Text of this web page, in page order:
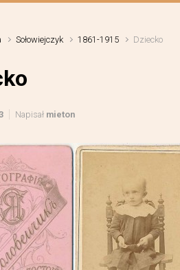
Sołowiejczyk 1861-1915 Dziecko
Napisał mieton